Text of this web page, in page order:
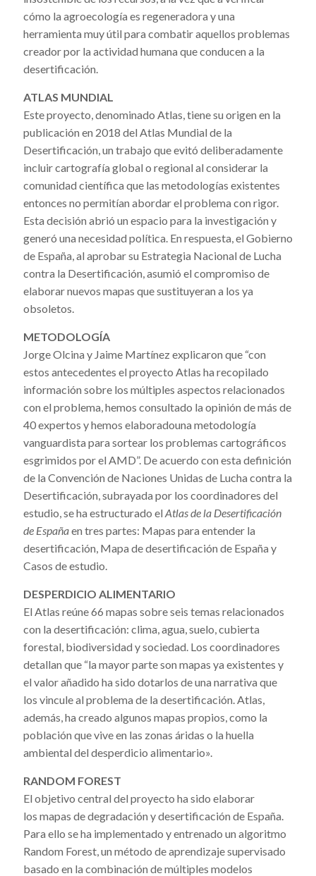
cómo la agroecología es regeneradora y una
herramienta muy útil para combatir aquellos problemas
creador por la actividad humana que conducen a la
desertificación.
ATLAS MUNDIAL
Este proyecto, denominado Atlas, tiene su origen en la
publicación en 2018 del Atlas Mundial de la
Desertificación, un trabajo que evitó deliberadamente
incluir cartografía global o regional al considerar la
comunidad científica que las metodologías existentes
entonces no permitían abordar el problema con rigor.
Esta decisión abrió un espacio para la investigación y
generó una necesidad política. En respuesta, el Gobierno
de España, al aprobar su Estrategia Nacional de Lucha
contra la Desertificación, asumió el compromiso de
elaborar nuevos mapas que sustituyeran a los ya
obsoletos.
METODOLOGÍA
Jorge Olcina y Jaime Martínez explicaron que “con
estos antecedentes el proyecto Atlas ha recopilado
información sobre los múltiples aspectos relacionados
con el problema, hemos consultado la opinión de más de
40 expertos y hemos elaboradouna metodología
vanguardista para sortear los problemas cartográficos
esgrimidos por el AMD”. De acuerdo con esta definición
de la Convención de Naciones Unidas de Lucha contra la
Desertificación, subrayada por los coordinadores del
estudio, se ha estructurado el Atlas de la Desertificación
de Españaen tres partes: Mapas para entender la
desertificación, Mapa de desertificación de España y
Casos de estudio.
DESPERDICIO ALIMENTARIO
El Atlas reúne 66 mapas sobre seis temas relacionados
con la desertificación: clima, agua, suelo, cubierta
forestal, biodiversidad y sociedad. Los coordinadores
detallan que “la mayor parte son mapas ya existentes y
el valor añadido ha sido dotarlos de una narrativa que
los vincule al problema de la desertificación. Atlas,
además, ha creado algunos mapas propios, como la
población que vive en las zonas áridas o la huella
ambiental del desperdicio alimentario».
RANDOM FOREST
El objetivo central del proyecto ha sido elaborar
los mapas de degradación y desertificación de España.
Para ello se ha implementado y entrenado un algoritmo
Random Forest, un método de aprendizaje supervisado
basado en la combinación de múltiples modelos